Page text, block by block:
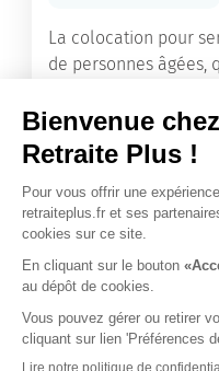
La colocation pour
de personnes âgées,
Vous avez besoin
Obtenir les